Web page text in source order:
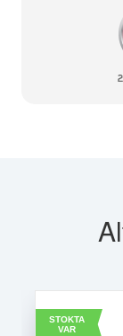
STOKTA
VAR